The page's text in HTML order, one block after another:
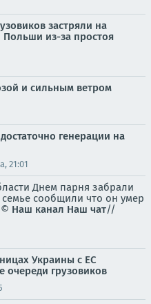
застряли на
из-за простоя
и сильным ветром
генерации на
21:01
Днем парня забрали
сообщили что он умер
© Наш канал Наш чат//
Украины с ЕС
очереди грузовиков